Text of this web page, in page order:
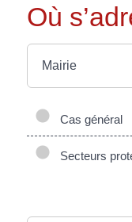
Où
Mairie
Cas général
Secteurs